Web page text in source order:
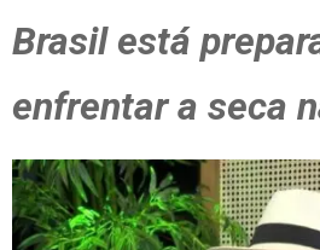
Brasil está
enfrentar a seca